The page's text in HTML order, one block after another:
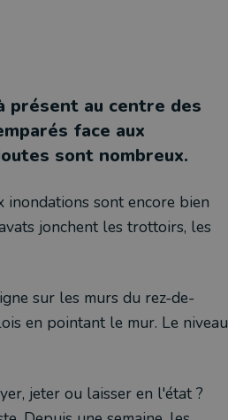
présent au centre des
face aux
sont nombreux.
inondations sont encore bien
jonchent les trottoirs, les
sur les murs du rez-de-
en pointant le mur. Le niveau
jeter ou laisser en l'état ?